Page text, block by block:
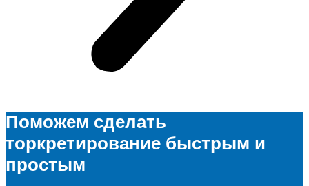
Поможем сделать
торкретирование быстрым и
простым